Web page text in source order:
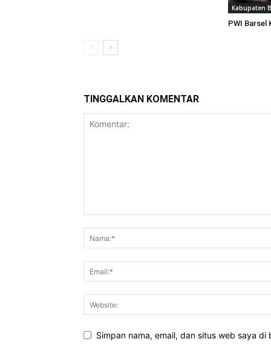
Kabupaten
PWI Barsel
TINGGALKAN KOMENTAR
Simpan nama, email, dan situs web saya